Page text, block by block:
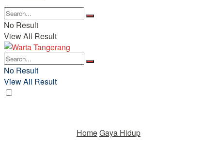
No Result
View All Result
No Result
View All Result
HomeGaya Hidup